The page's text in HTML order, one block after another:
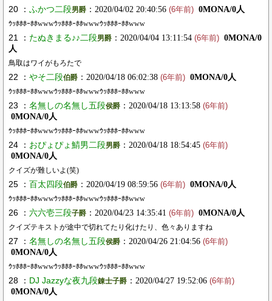
20 ： ふかつ二段男爵 ：2020/04/02 20:40:56 (6年前) 0MONA/0人
ｳｯﾎﾎﾎｰﾎﾎwwwｳｯﾎﾎﾎｰﾎﾎwwwｳｯﾎﾎﾎｰﾎﾎwww
21 ： たぬきまる♪♪二段男爵 ：2020/04/04 13:11:54 (6年前) 0MONA/0
人
鳥取はワイがもろたで
22 ： やそ二段伯爵 ：2020/04/18 06:02:38 (6年前) 0MONA/0人
ｳｯﾎﾎﾎｰﾎﾎwwwｳｯﾎﾎﾎｰﾎﾎwwwｳｯﾎﾎﾎｰﾎﾎwww
23 ： 名無しの名無し五段侯爵 ：2020/04/18 13:13:58 (6年前)
0MONA/0人
ｳｯﾎﾎﾎｰﾎﾎwwwｳｯﾎﾎﾎｰﾎﾎwwwｳｯﾎﾎﾎｰﾎﾎwww
24 ： おぴょぴょ鯖男二段男爵 ：2020/04/18 18:54:45 (6年前)
0MONA/0人
クイズが難しいよ(笑)
25 ： 百太四段伯爵 ：2020/04/19 08:59:56 (6年前) 0MONA/0人
ｳｯﾎﾎﾎｰﾎﾎwwwｳｯﾎﾎﾎｰﾎﾎwwwｳｯﾎﾎﾎｰﾎﾎwww
26 ： 六六壱三段子爵 ：2020/04/23 14:35:41 (6年前) 0MONA/0人
クイズテキストが途中で切れてたり化けたり、色々ありますね
27 ： 名無しの名無し五段侯爵 ：2020/04/26 21:04:56 (6年前)
0MONA/0人
ｳｯﾎﾎﾎｰﾎﾎwwwｳｯﾎﾎﾎｰﾎﾎwwwｳｯﾎﾎﾎｰﾎﾎwww
28 ： DJ Jazzyな夜九段錬士子爵 ：2020/04/27 19:52:06 (6年前)
0MONA/0人